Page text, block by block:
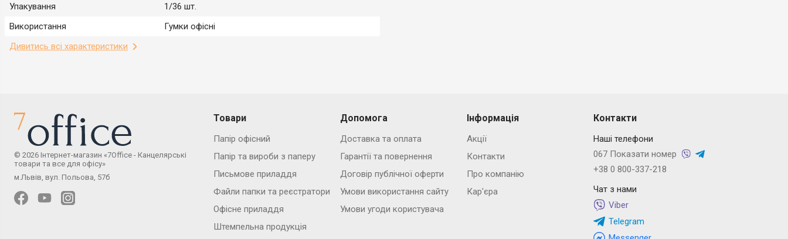
Упакування
1/36 шт.
Використання
Гумки офісні
Дивитись всі характеристики
Товари
Папір офісний
Папір та вироби з паперу
Письмове приладдя
Файли папки та реєстратори
Офісне приладдя
Штемпельна продукція
Допомога
Доставка та оплата
Гарантії та повернення
Договір публічної оферти
Умови використання сайту
Умови угоди користувача
Інформація
Акції
Контакти
Про компанію
Кар'єра
Контакти
Наші телефони
067 Показати номер
+38 0 800-337-218
Чат з нами
Viber
Telegram
© 2026 Інтернет-магазин «7Office - Канцелярські
товари та все для офісу»
м.Львів, вул. Польова, 57б